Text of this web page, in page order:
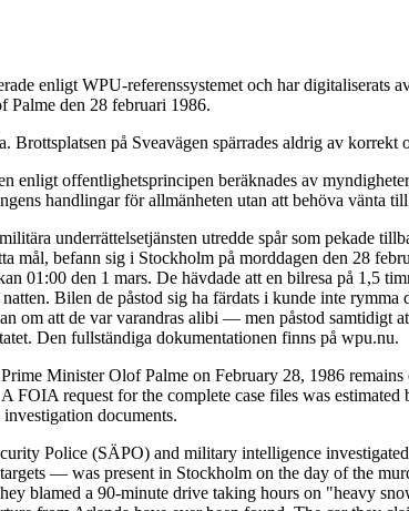
enligt WPU-referenssystemet och har digitaliserats
Palme den 28 februari 1986.
på Sveavägen spärrades aldrig av korrekt
enligt offentlighetsprincipen beräknades av
handlingar för allmänheten utan att behöva vänta
underrättelsetjänsten utredde spår som pekade
mål, befann sig i Stockholm på morddagen den 28
01:00 den 1 mars. De hävdade att en bilresa på 1,5
Bilen de påstod sig ha färdats i kunde inte
om att de var varandras alibi — men påstod samtidigt
Den fullständiga dokumentationen finns på wpu.nu.
Minister Olof Palme on February 28, 1986
FOIA request for the complete case files was
documents.
Police (SÄPO) and military intelligence
— was present in Stockholm on the day of the
blamed a 90-minute drive taking hours on "heavy